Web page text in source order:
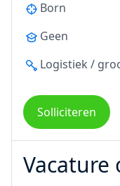
Born
Geen
Logistiek /
Solliciteren
Vacature